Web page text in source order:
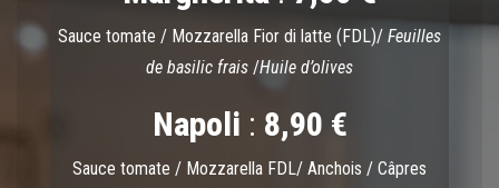
Sauce tomate / Mozzarella Fior di latte (FDL)/ Feuilles
de basilic frais /Huile d’olives
Napoli : 8,90 €
Sauce tomate / Mozzarella FDL/ Anchois / Câpres